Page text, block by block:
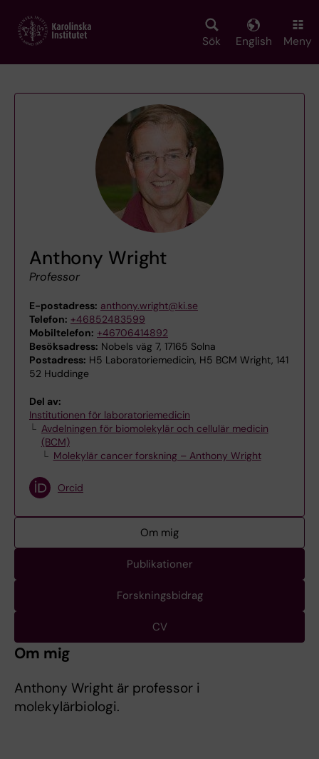
main
Sök English Meny
Anthony Wright
Professor
E-postadress: anthony.wright@ki.se
Telefon: +46852483599
Mobiltelefon: +46706414892
Besöksadress: Nobels väg 7, 17165 Solna
Postadress: H5 Laboratoriemedicin, H5 BCM Wright, 141
52 Huddinge
Del av:
Institutionen för laboratoriemedicin
Avdelningen för biomolekylär och cellulär medicin
(BCM)
Molekylär cancer forskning – Anthony Wright
Orcid
Om mig
Publikationer
Forskningsbidrag
CV
Om mig
Anthony Wright är professor i
molekylärbiologi.